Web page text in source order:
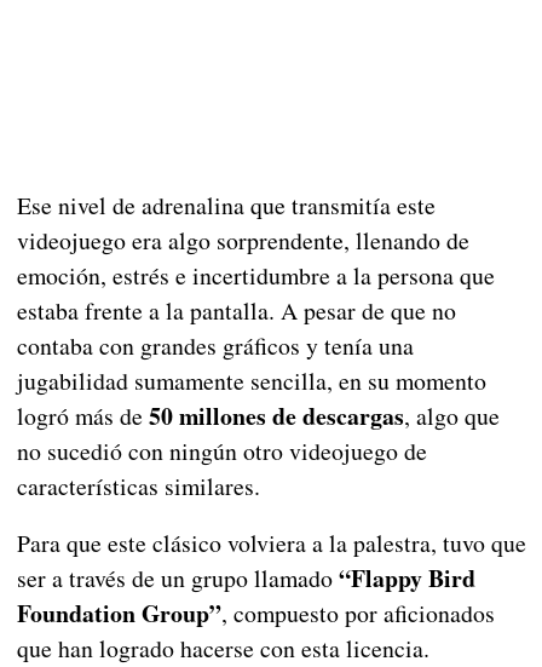
Ese nivel de adrenalina que transmitía este
videojuego era algo sorprendente, llenando de
emoción, estrés e incertidumbre a la persona que
estaba frente a la pantalla. A pesar de que no
contaba con grandes gráficos y tenía una
jugabilidad sumamente sencilla, en su momento
logró más de 50 millones de descargas, algo que
no sucedió con ningún otro videojuego de
características similares.
Para que este clásico volviera a la palestra, tuvo que
ser a través de un grupo llamado“Flappy Bird
Foundation Group”, compuesto por aficionados
que han logrado hacerse con esta licencia.